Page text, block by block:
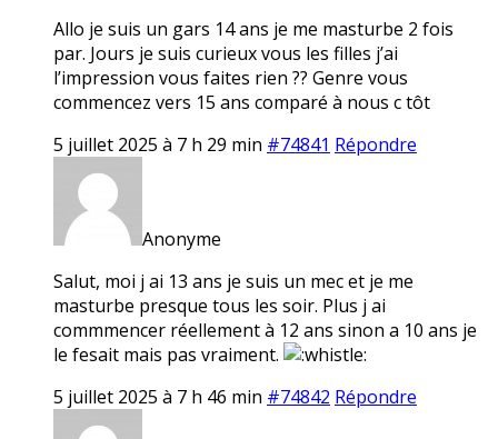
Allo je suis un gars 14 ans je me masturbe 2 fois
par. Jours je suis curieux vous les filles j’ai
l’impression vous faites rien ?? Genre vous
commencez vers 15 ans comparé à nous c tôt
5 juillet 2025 à 7 h 29 min #74841 Répondre
Anonyme
Salut, moi j ai 13 ans je suis un mec et je me
masturbe presque tous les soir. Plus j ai
commmencer réellement à 12 ans sinon a 10 ans je
le fesait mais pas vraiment.
5 juillet 2025 à 7 h 46 min #74842 Répondre